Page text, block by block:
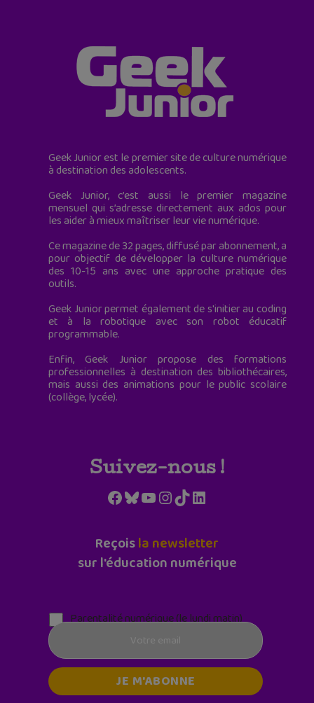
Geek Junior est le premier site de culture numérique
à destination des adolescents.
Geek Junior, c’est aussi le premier magazine
mensuel qui s’adresse directement aux ados pour
les aider à mieux maîtriser leur vie numérique.
Ce magazine de 32 pages, diffusé par abonnement, a
pour objectif de développer la culture numérique
des 10-15 ans avec une approche pratique des
outils.
Geek Junior permet également de s'initier au coding
et à la robotique avec son robot éducatif
programmable.
Enfin, Geek Junior propose des formations
professionnelles à destination des bibliothécaires,
mais aussi des animations pour le public scolaire
(collège, lycée).
Suivez-nous !
Facebook
Bluesky
YouTube
Instagram
TikTokLinkedIn
Reçoisla newsletter
sur l'éducation numérique
Parentalité numérique (le lundi matin)